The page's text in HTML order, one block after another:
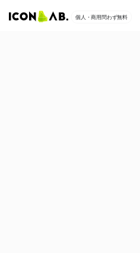
個人・商用問わず無料